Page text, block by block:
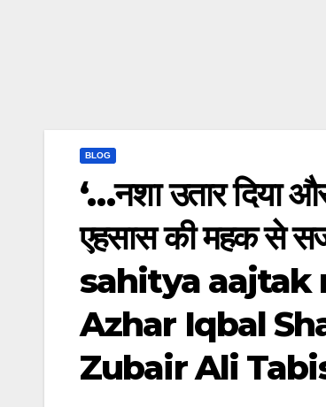
BLOG
‘…नशा उतार दिया
एहसास की महक से
sahitya aajtak
Azhar Iqbal
Zubair Ali